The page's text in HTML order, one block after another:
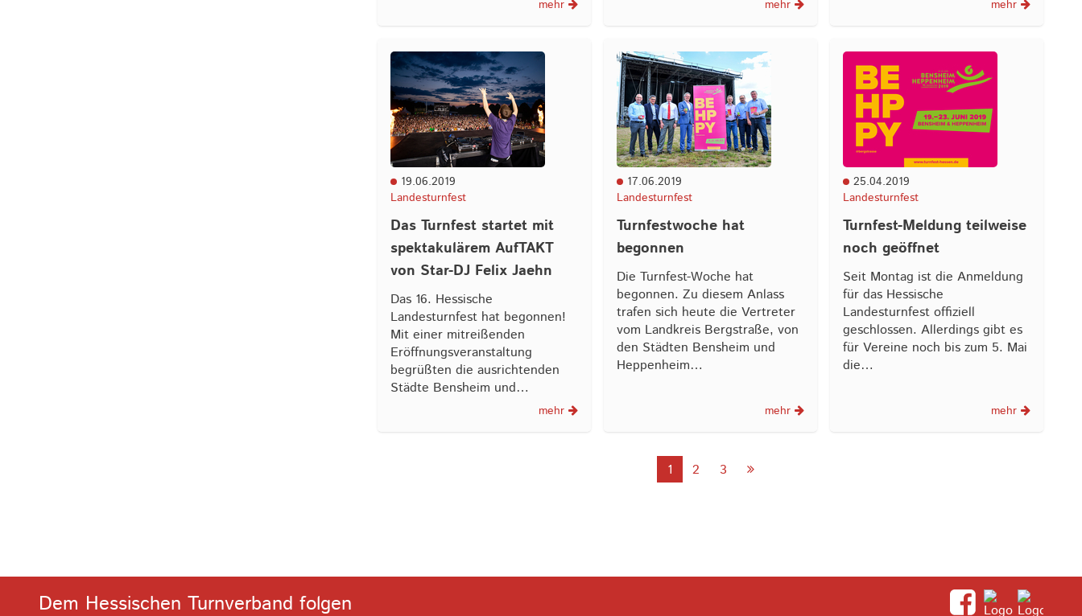
mehr mehr mehr
19.06.2019
Landesturnfest
Das Turnfest startet mit
spektakulärem AufTAKT
von Star-DJ Felix Jaehn
Das 16. Hessische
Landesturnfest hat begonnen!
Mit einer mitreißenden
Eröffnungsveranstaltung
begrüßten die ausrichtenden
Städte Bensheim und…
mehr
17.06.2019
Landesturnfest
Turnfestwoche hat
begonnen
Die Turnfest-Woche hat
begonnen. Zu diesem Anlass
trafen sich heute die Vertreter
vom Landkreis Bergstraße, von
den Städten Bensheim und
Heppenheim…
mehr
25.04.2019
Landesturnfest
Turnfest-Meldung teilweise
noch geöffnet
Seit Montag ist die Anmeldung
für das Hessische
Landesturnfest offiziell
geschlossen. Allerdings gibt es
für Vereine noch bis zum 5. Mai
die…
mehr
1 2 3
Dem Hessischen Turnverband folgen